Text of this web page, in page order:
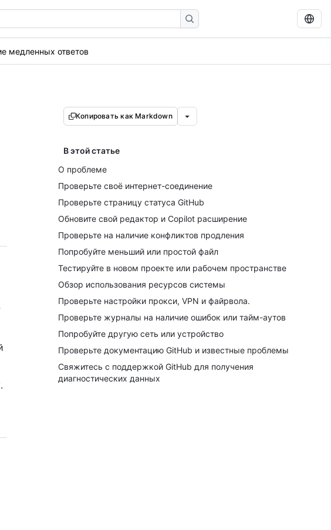
медленных ответов
Копировать как Markdown
В этой статье
О проблеме
Проверьте своё интернет-соединение
Проверьте страницу статуса GitHub
Обновите свой редактор и Copilot расширение
Проверьте на наличие конфликтов продления
Попробуйте меньший или простой файл
Тестируйте в новом проекте или рабочем пространстве
Обзор использования ресурсов системы
Проверьте настройки прокси, VPN и файрвола.
Проверьте журналы на наличие ошибок или тайм-аутов
Попробуйте другую сеть или устройство
Проверьте документацию GitHub и известные проблемы
Свяжитесь с поддержкой GitHub для получения
диагностических данных